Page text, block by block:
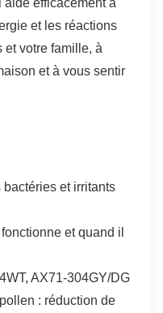
aide efficacement à
et les réactions
votre famille, à
et à vous sentir
bactéries et irritants
et quand il
AX71-304GY/DG
: réduction de